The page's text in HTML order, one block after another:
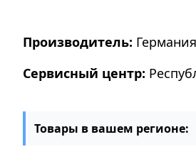
Производитель:
Сервисный центр:
Товары в вашем регионе: